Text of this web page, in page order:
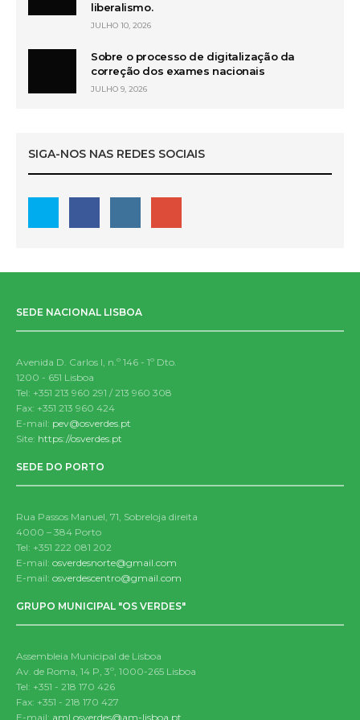
liberalismo.
JULHO 10, 2026
Sobre o processo de digitalização da
correção dos exames nacionais
JULHO 9, 2026
SIGA-NOS NAS REDES SOCIAIS
SEDE NACIONAL LISBOA
Avenida D. Carlos I, n.º 146 - 1º Dto.
1200 - 651 Lisboa
Tel: +351 213 960 291 / 213 960 308
Fax: +351 213 960 424
E-mail: pev@osverdes.pt
Site: https://osverdes.pt
SEDE DO PORTO
Rua Passos Manuel, 71, Sobreloja direita
4000 – 384 Porto
Tel: +351 222 081 202
E-mail:osverdesnorte@gmail.com
E-mail:osverdescentro@gmail.com
GRUPO MUNICIPAL "OS VERDES"
Assembleia Municipal de Lisboa
Av. de Roma, 14 P, 3º, 1000-265 Lisboa
Tel: +351 - 218 170 426
Fax: +351 - 218 170 427
E-mail: aml.osverdes@am-lisboa.pt